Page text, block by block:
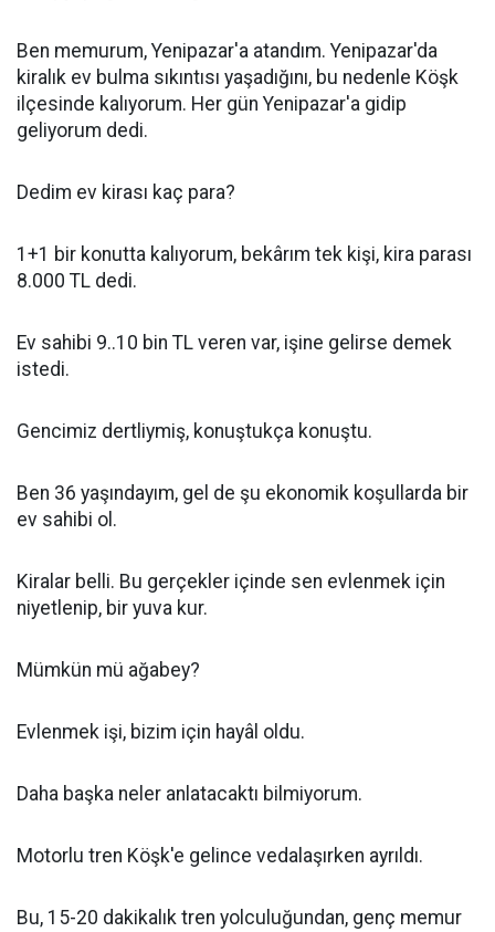
Ben memurum, Yenipazar'a atandım. Yenipazar'da
kiralık ev bulma sıkıntısı yaşadığını, bu nedenle Köşk
ilçesinde kalıyorum. Her gün Yenipazar'a gidip
geliyorum dedi.
Dedim ev kirası kaç para?
1+1 bir konutta kalıyorum, bekârım tek kişi, kira parası
8.000 TL dedi.
Ev sahibi 9..10 bin TL veren var, işine gelirse demek
istedi.
Gencimiz dertliymiş, konuştukça konuştu.
Ben 36 yaşındayım, gel de şu ekonomik koşullarda bir
ev sahibi ol.
Kiralar belli. Bu gerçekler içinde sen evlenmek için
niyetlenip, bir yuva kur.
Mümkün mü ağabey?
Evlenmek işi, bizim için hayâl oldu.
Daha başka neler anlatacaktı bilmiyorum.
Motorlu tren Köşk'e gelince vedalaşırken ayrıldı.
Bu, 15-20 dakikalık tren yolculuğundan, genç memur